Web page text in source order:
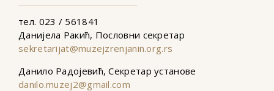
тел. 023 / 561841
Данијела Ракић, Пословни секретар
sekretarijat@muzejzrenjanin.org.rs
Данило Радојевић, Секретар установе
danilo.muzej2@gmail.com